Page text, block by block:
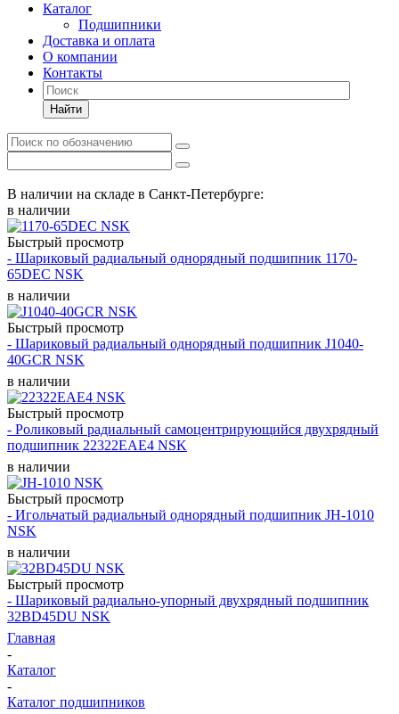
Каталог
Подшипники
Доставка и оплата
О компании
Контакты
Найти
В наличии на складе в Санкт-Петербурге:
в наличии
Быстрый просмотр
- Шариковый радиальный однорядный подшипник 1170-
65DEC NSK
в наличии
Быстрый просмотр
- Шариковый радиальный однорядный подшипник J1040-
40GCR NSK
в наличии
Быстрый просмотр
- Роликовый радиальный самоцентрирующийся двухрядный
подшипник 22322EAE4 NSK
в наличии
Быстрый просмотр
- Игольчатый радиальный однорядный подшипник JH-1010
NSK
в наличии
Быстрый просмотр
- Шариковый радиально-упорный двухрядный подшипник
32BD45DU NSK
Главная
-
Каталог
-
Каталог подшипников